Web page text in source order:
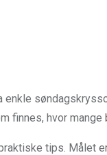
hvor
tips. Målet